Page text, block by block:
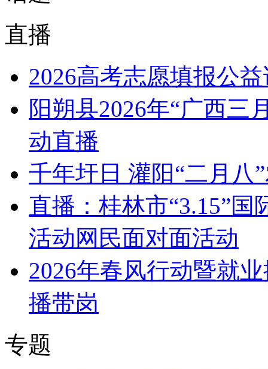
直播
2026高考志愿填报公
阳朔县2026年“广西三
动直播
千年圩日 灌阳“二月八
直播：桂林市“3.15”
活动网民面对面活动
2026年春风行动暨就
播带岗
专题